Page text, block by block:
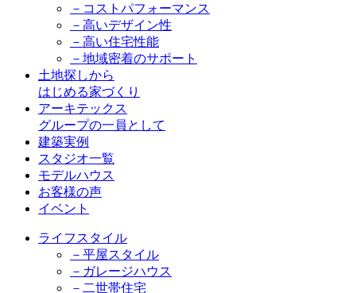
－コストパフォーマンス
－高いデザイン性
－高い住宅性能
－地域密着のサポート
土地探しから
はじめる家づくり
アーキテックス
グループの一員として
建築実例
スタジオ一覧
モデルハウス
お客様の声
イベント
ライフスタイル
－平屋スタイル
－ガレージハウス
－二世帯住宅